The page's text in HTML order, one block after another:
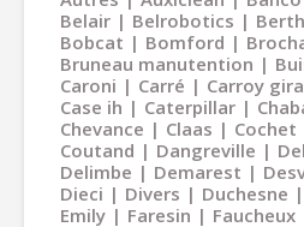
Belair
Belrobotics
Bobcat
Bomford
Bruneau manutention
Caroni
Carré Carroy
Case ih
Caterpillar
Chevance
Claas Cochet
Coutand
Dangreville
Delimbe
Demarest
Dieci
Divers Duchesne
Emily
Faresin Faucheux